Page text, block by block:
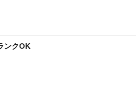
ンクOK